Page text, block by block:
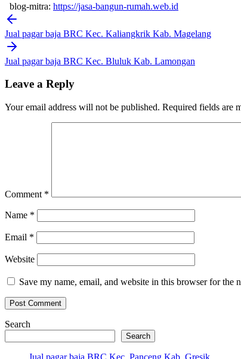
blog-mitra: https://jasa-bangun-rumah.web.id
Post
navigation
Jual pagar baja BRC Kec. Kaliangkrik Kab. Magelang
Jual pagar baja BRC Kec. Bluluk Kab. Lamongan
Leave a Reply
Your email address will not be published. Required fields are
Comment *
Name *
Email *
Website
Save my name, email, and website in this browser for the
Search
Search